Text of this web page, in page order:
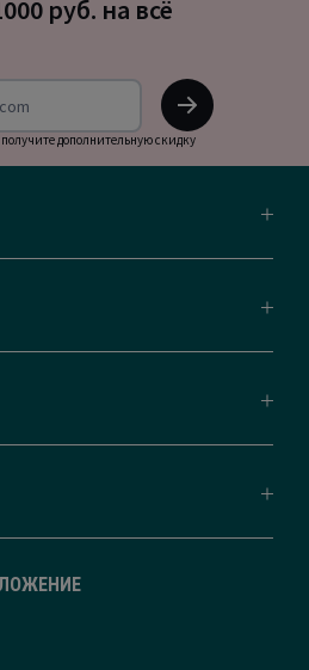
на
руб. на всё
OK
дополнительную скидку